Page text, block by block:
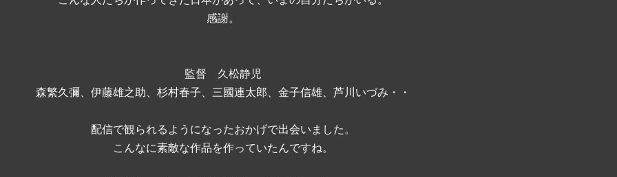
感謝。
監督 久松静児
森繁久彌、伊藤雄之助、杉村春子、三國連太郎、金子信雄、芦川いづみ・・
配信で観られるようになったおかげで出会いました。
こんなに素敵な作品を作っていたんですね。